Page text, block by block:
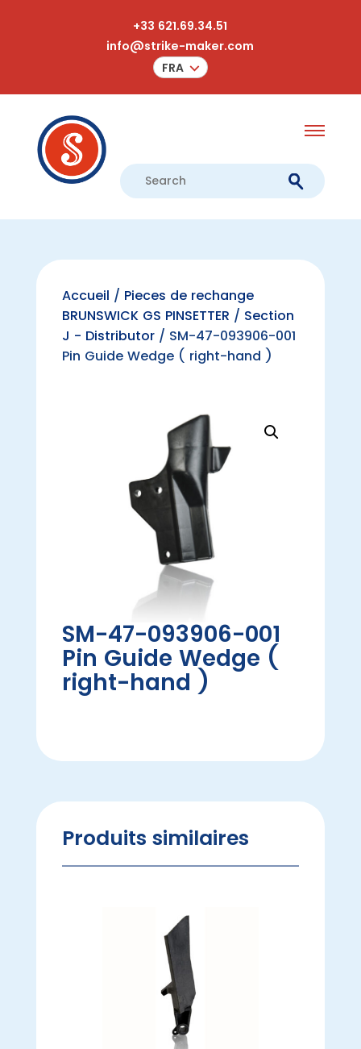
+33 621.69.34.51
info@strike-maker.com
FRA
Accueil / Pieces de rechange
BRUNSWICK GS PINSETTER / Section
J - Distributor/ SM-47-093906-001
Pin Guide Wedge ( right-hand )
SM-47-093906-001
Pin Guide Wedge (
right-hand )
Produits similaires